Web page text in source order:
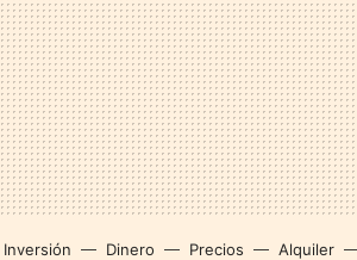
Inversión Dinero Precios Alquiler